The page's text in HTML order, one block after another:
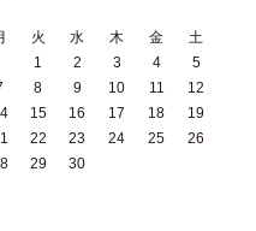
火 水 木 金
土
1
2 3 4
5
8 9 10 11
12
15 16 17 18
19
22 23 24 25
26
29 30